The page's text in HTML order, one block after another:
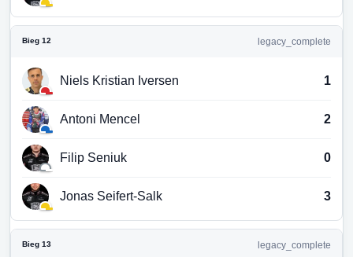
Bieg 12 legacy_complete
Niels Kristian Iversen 1
Antoni Mencel 2
Filip Seniuk 0
Jonas Seifert-Salk 3
Bieg 13 legacy_complete